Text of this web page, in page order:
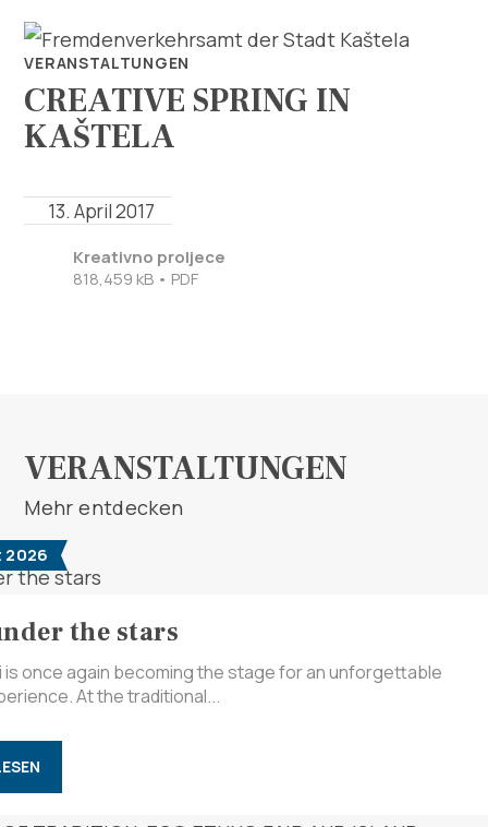
Erforsche
Multimedia
Turistički ured
Safe in Dalmatia
de
VERANSTALTUNGEN
CREATIVE SPRING IN
KAŠTELA
13. April 2017
Kreativno proljece
818,459 kB • PDF
VERANSTALTUNGEN
Mehr entdecken
2026
the stars
is once again becoming the stage for an unforgettable
At the traditional...